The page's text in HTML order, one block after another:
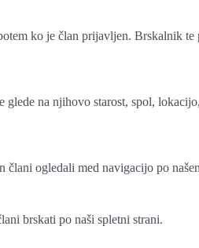
ko je član prijavljen. Brskalnik
na njihovo starost, spol,
ogledali med navigacijo po
brskati po naši spletni strani.